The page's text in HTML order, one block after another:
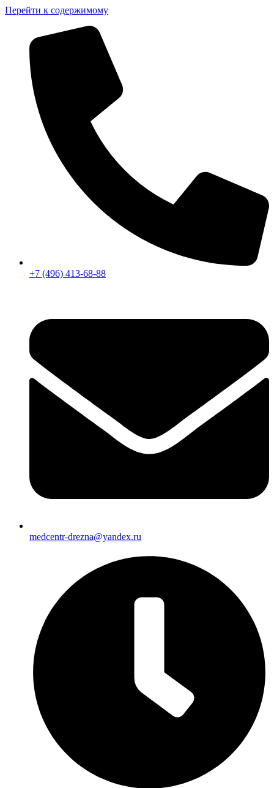
Перейти к содержимому
+7 (496) 413-68-88
medcentr-drezna@yandex.ru